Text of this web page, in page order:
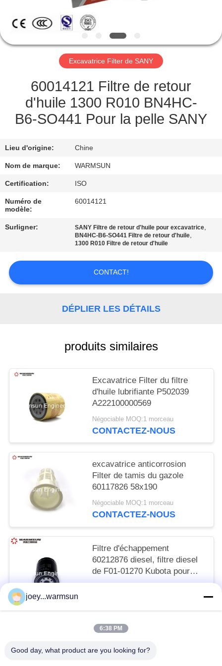
CONTRÔLE
DE
QUALITÉ
CONTACTEZ-
NOUS
UNE
CITATION
PLAN
DU
SITE
PRIVACY
POLICY
Excavatrice Filter de SANY
60014121 Filtre de retour
d'huile 1300 R010 BN4HC-
B6-SO441 Pour la pelle SANY
Lieu d'origine: Chine
Nom de marque: WARMSUN
Certification: ISO
Numéro de
modèle:
60014121
Surligner: SANY Filtre de retour d'huile pour excavatrice,
BN4HC-B6-SO441 Filtre de retour d'huile,
1300 R010 Filtre de retour d'huile
CONTACT!
DÉPLIER LES DÉTAILS
produits similaires
Excavatrice Filter du filtre
d'huile lubrifiante P502039
A222100000569
Négociable MOQ:1 morceau
CONTACTEZ-NOUS
excavatrice anticorrosion
Filter de tamis du gazole
60117826 58x190
Négociable MOQ:1 morceau
CONTACTEZ-NOUS
Filtre d'échappement
60212876 diesel, filtre diesel
de F01-01270 Kubota pour
l'excavatrice Filter de SANY
joey...warmsun
6:38 PM
Good day, what product are you looking for?